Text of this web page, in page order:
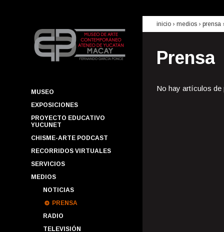
MUSEO
EXPOSICIONES
PROYECTO EDUCATIVO
YUCUNET
CHISME-ARTE PODCAST
RECORRIDOS VIRTUALES
SERVICIOS
MEDIOS
NOTICIAS
PRENSA
RADIO
TELEVISIÓN
inicio › medios › prensa
Prensa
No hay artículos de